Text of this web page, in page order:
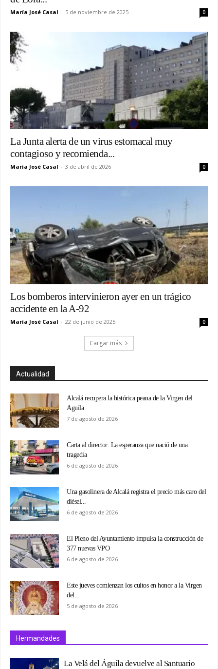
María José Casal - 5 de noviembre de 2025 0
La Junta alerta de un virus estomacal muy
contagioso y recomienda...
María José Casal - 3 de abril de 2026 0
Los bomberos intervinieron ayer en un trágico
accidente en la A-92
María José Casal - 22 de junio de 2025 0
Cargar más
Actualidad
Alcalá recupera la histórica peana de la Virgen del
Aguila
7 de agosto de 2026
Carta al director: La esperanza que nació de una
tragedia
6 de agosto de 2026
Una gasolinera de Alcalá registra el precio más caro del
diésel...
6 de agosto de 2026
El Pleno del Ayuntamiento impulsa la construcción de
377 nuevas VPO
6 de agosto de 2026
Este jueves comienzan los cultos en honor a la Virgen
del...
5 de agosto de 2026
Hermandades
La Velá del Águila devuelve al Santuario